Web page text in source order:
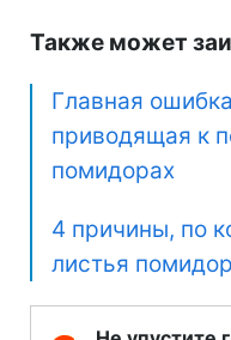
Также может
Главная
приводящая к
помидорах
4 причины, по
листья